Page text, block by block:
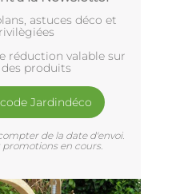
astuces déco et
réduction valable sur
produits
Jardindéco
de la date d'envoi.
en cours.